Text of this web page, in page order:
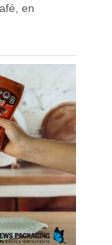
en